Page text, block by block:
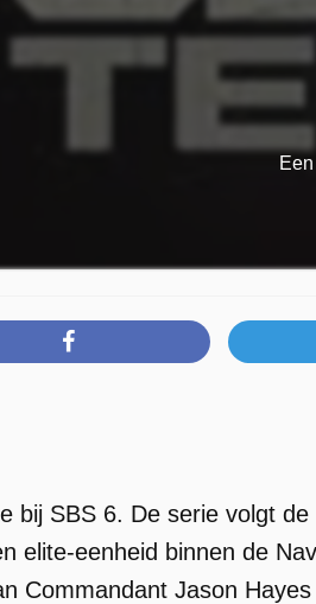
bij SBS 6. De serie volgt
elite-eenheid binnen de
Commandant Jason